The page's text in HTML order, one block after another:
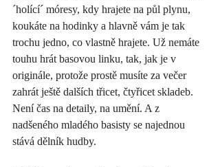
´holící´ móresy, kdy hrajete na půl plynu,
koukáte na hodinky a hlavně vám je tak
trochu jedno, co vlastně hrajete. Už nemáte
touhu hrát basovou linku, tak, jak je v
originále, protože prostě musíte za večer
zahrát ještě dalších třicet, čtyřicet skladeb.
Není čas na detaily, na umění. A z
nadšeného mladého basisty se najednou
stává dělník hudby.